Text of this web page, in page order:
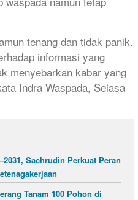
tenang dan tidak panik.
informasi yang
menyebarkan kabar yang
Indra Waspada, Selasa
Sachrudin Perkuat Peran
Tanam 100 Pohon di